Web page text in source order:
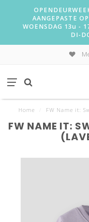
AANGEPASTE
WOENSDAG 13u -
DI-
Home FW Name it:
FW NAME IT: